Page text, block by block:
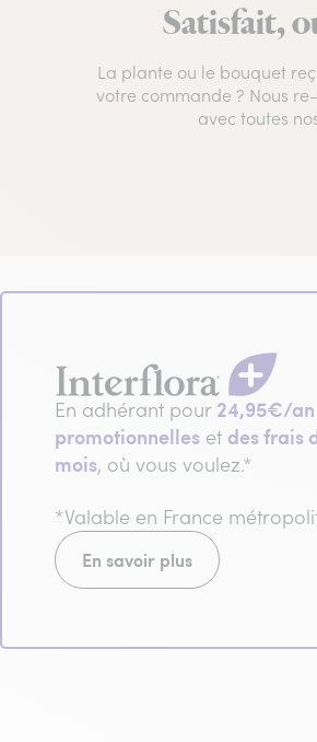
Satisfait,
La plante ou le bouquet
votre commande ? Nous
avec toutes
En adhérant pour 24,95€/an
promotionnelles et des frais
mois, où vous voulez.*
*Valable en France
En savoir plus